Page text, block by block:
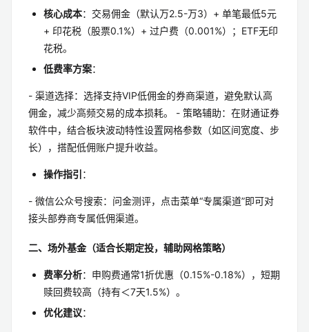
核心成本：交易佣金（默认万2.5-万3）+ 单笔最低5元
+ 印花税（股票0.1%）+ 过户费（0.001%）；ETF无印
花税。
低费率方案：
- 渠道选择：选择支持VIP低佣金的券商渠道，避免默认高
佣金，减少高频交易的成本损耗。 - 策略辅助：在财通证券
软件中，结合板块波动特性设置网格参数（如区间宽度、步
长），搭配低佣账户提升收益。
操作指引 ：
- 微信公众号搜索：问金测评，点击菜单“专属渠道”即可对
接头部券商专属低佣渠道。
二、场外基金（适合长期定投，辅助网格策略）
费率分析：申购费通常1折优惠（0.15%-0.18%），短期
赎回费较高（持有＜7天1.5%）。
优化建议：